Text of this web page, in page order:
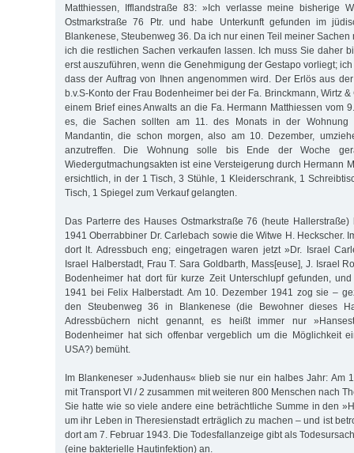
Matthiessen, Ifflandstraße 83: »Ich verlasse meine bisherige
Ostmarkstraße 76 Ptr. und habe Unterkunft gefunden im
Blankenese, Steubenweg 36. Da ich nur einen Teil meiner Sachen
ich die restlichen Sachen verkaufen lassen. Ich muss Sie daher
erst auszuführen, wenn die Genehmigung der Gestapo vorliegt;
dass der Auftrag von Ihnen angenommen wird. Der Erlös aus
b.v.S-Konto der Frau Bodenheimer bei der Fa. Brinckmann, Wirtz
einem Brief eines Anwalts an die Fa. Hermann Matthiessen vom
es, die Sachen sollten am 11. des Monats in der Wohnung
Mandantin, die schon morgen, also am 10. Dezember,
anzutreffen. Die Wohnung solle bis Ende der Woche
Wiedergutmachungsakten ist eine Versteigerung durch Hermann
ersichtlich, in der 1 Tisch, 3 Stühle, 1 Kleiderschrank, 1
Tisch, 1 Spiegel zum Verkauf gelangten.
Das Parterre des Hauses Ostmarkstraße 76 (heute
1941 Oberrabbiner Dr. Carlebach sowie die Witwe H. Heckscher.
dort lt. Adressbuch eng; eingetragen waren jetzt »Dr. Israel
Israel Halberstadt, Frau T. Sara Goldbarth, Mass[euse], J. Israel
Bodenheimer hat dort für kurze Zeit Unterschlupf gefunden,
1941 bei Felix Halberstadt. Am 10. Dezember 1941 zog sie –
den Steubenweg 36 in Blankenese (die Bewohner dieses
Adressbüchern nicht genannt, es heißt immer nur
Bodenheimer hat sich offenbar vergeblich um die Möglichkeit
USA?) bemüht.
Im Blankeneser »Judenhaus« blieb sie nur ein halbes Jahr: Am
mit Transport VI / 2 zusammen mit weiteren 800 Menschen nach
Sie hatte wie so viele andere eine beträchtliche Summe in den
um ihr Leben in Theresienstadt erträglich zu machen – und ist
dort am 7. Februar 1943. Die Todesfallanzeige gibt als
(eine bakterielle Hautinfektion) an.